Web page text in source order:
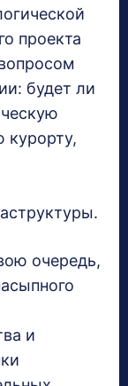
проекта
будет ли
курорту,
очередь,
и